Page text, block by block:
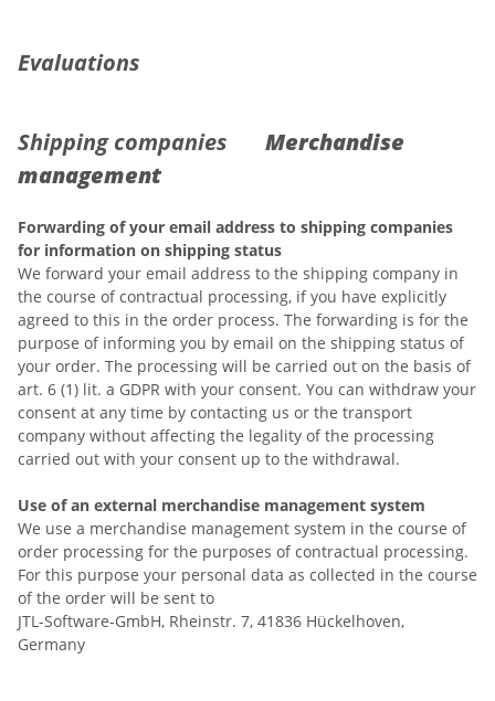
Evaluations
Shipping companies
Merchandise
management
Forwarding of your email address to shipping companies
for information on shipping status
We forward your email address to the shipping company in
the course of contractual processing, if you have explicitly
agreed to this in the order process. The forwarding is for the
purpose of informing you by email on the shipping status of
your order. The processing will be carried out on the basis of
art. 6 (1) lit. a GDPR with your consent. You can withdraw your
consent at any time by contacting us or the transport
company without affecting the legality of the processing
carried out with your consent up to the withdrawal.
Use of an external merchandise management system
We use a merchandise management system in the course of
order processing for the purposes of contractual processing.
For this purpose your personal data as collected in the course
of the order will be sent to
JTL-Software-GmbH, Rheinstr. 7, 41836 Hückelhoven,
Germany